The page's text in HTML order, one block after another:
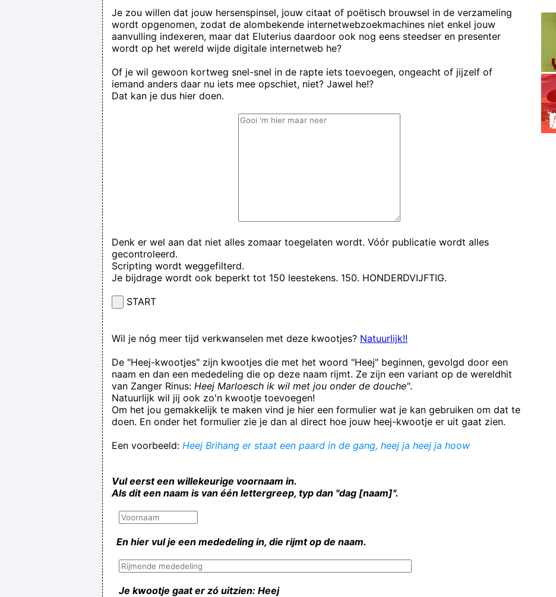
Je zou willen dat jouw hersenspinsel, jouw citaat of poëtisch brouwsel in de verzameling
wordt opgenomen, zodat de alombekende internetwebzoekmachines niet enkel jouw
aanvulling indexeren, maar dat Eluterius daardoor ook nog eens steedser en presenter
wordt op het wereld wijde digitale internetweb he?
Of je wil gewoon kortweg snel-snel in de rapte iets toevoegen, ongeacht of jijzelf of
iemand anders daar nu iets mee opschiet, niet? Jawel he!?
Dat kan je dus hier doen.
Denk er wel aan dat niet alles zomaar toegelaten wordt. Vóór publicatie wordt alles
gecontroleerd.
Scripting wordt weggefilterd.
Je bijdrage wordt ook beperkt tot 150 leestekens. 150. HONDERDVIJFTIG.
START
Wil je nóg meer tijd verkwanselen met deze kwootjes? Natuurlijk!!
De "Heej-kwootjes" zijn kwootjes die met het woord "Heej" beginnen, gevolgd door een
naam en dan een mededeling die op deze naam rijmt. Ze zijn een variant op de wereldhit
van Zanger Rinus: Heej Marloesch ik wil met jou onder de douche".
Natuurlijk wil jij ook zo'n kwootje toevoegen!
Om het jou gemakkelijk te maken vind je hier een formulier wat je kan gebruiken om dat te
doen. En onder het formulier zie je dan al direct hoe jouw heej-kwootje er uit gaat zien.
Een voorbeeld: Heej Brihang er staat een paard in de gang, heej ja heej ja hoow
Vul eerst een willekeurige voornaam in.
Als dit een naam is van één lettergreep, typ dan "dag [naam]".
En hier vul je een mededeling in, die rijmt op de naam.
Je kwootje gaat er zó uitzien: Heej